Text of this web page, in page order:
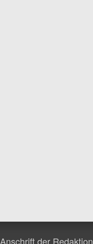
Anschrift der Redaktion